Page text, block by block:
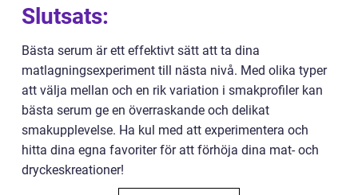
Slutsats:
Bästa serum är ett effektivt sätt att ta dina
matlagningsexperiment till nästa nivå. Med olika typer
att välja mellan och en rik variation i smakprofiler kan
bästa serum ge en överraskande och delikat
smakupplevelse. Ha kul med att experimentera och
hitta dina egna favoriter för att förhöja dina mat- och
dryckeskreationer!